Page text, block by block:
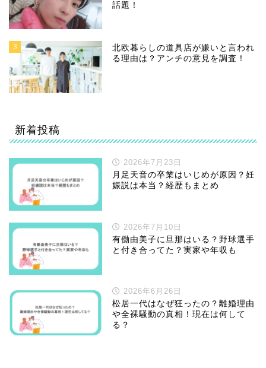
話題！
3
北欧暮らしの道具店が嫌いと言われ
る理由は？アンチの意見を調査！
新着投稿
2026年7月23日
月足天音の卒業はいじめが原因？妊
娠説は本当？経歴もまとめ
2026年7月10日
有働由美子に旦那はいる？野球選手
と付き合ってた？実家や年収も
2026年6月26日
松居一代はなぜ狂ったの？離婚理由
や全裸騒動の真相！現在は何して
る？